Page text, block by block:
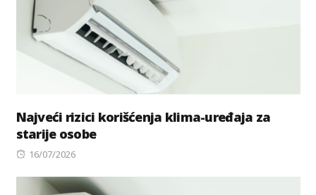
Najveći rizici korišćenja klima-uređaja za
starije osobe
Posted
16/07/2026